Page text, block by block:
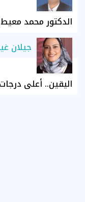
الدكتور محمد
جيلان
اليقين.. أعلى